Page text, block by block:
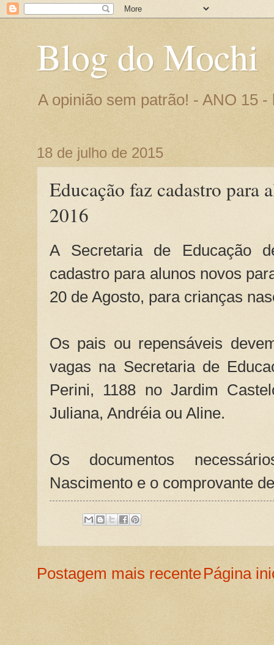
Blog do Mochi
A opinião sem patrão! - ANO 15
18 de julho de 2015
Educação faz cadastro para
2016
A Secretaria de Educação
cadastro para alunos novos
20 de Agosto, para crianças
Os pais ou repensáveis
vagas na Secretaria de
Perini, 1188 no Jardim
Juliana, Andréia ou Aline.
Os documentos
Nascimento e o comprovante
Postagem mais recentePágina